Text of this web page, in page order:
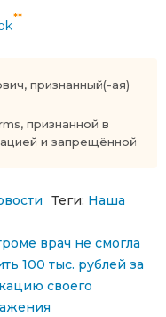
**
признанный(-ая)
признанной в
и запрещённой
Теги: Наша
врач не смогла
100 тыс. рублей за
своего